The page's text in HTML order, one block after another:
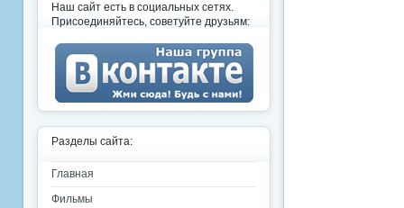
Наш сайт есть в социальных сетях.
Присоединяйтесь, советуйте друзьям:
Разделы сайта:
Главная
Фильмы